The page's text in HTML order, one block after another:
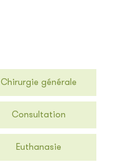
Chirurgie générale
Consultation
Euthanasie